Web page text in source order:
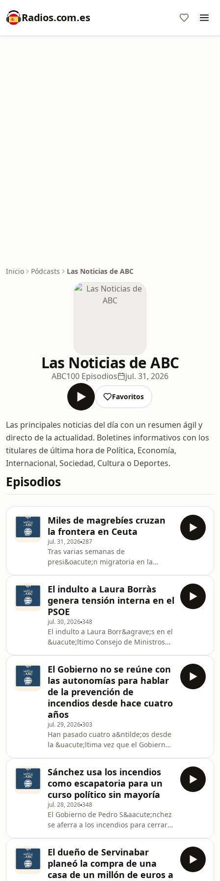
Radios.com.es
Inicio Pódcasts Las Noticias de ABC
Las Noticias de ABC
ABC100 Episodios jul. 31, 2026
Favoritos
Las principales noticias del día con un resumen ágil y
directo de la actualidad. Boletines informativos con los
titulares de última hora de Política, Economía,
Internacional, Sociedad, Cultura o Deportes.
Episodios
Miles de magrebíes cruzan
la frontera en Ceuta
jul. 31, 2026287
Tras varias semanas de
presi&oacute;n migratoria en la
de inmigrantes magreb&iacute;es
cruzan a nado desde Marruecos de
forma incesante. En esta
ocasi&oacute;n, la presi&oacute;n
migratoria al conocido &laquo;efecto
llamada&raquo; donde una sentencia
del Tribunal Supremo que
proh&iacute;be la devoluci&oacute;n
inmediata de
El indulto a Laura Borràs
genera tensión interna en el
PSOE
jul. 30, 2026348
El indulto a Laura Borr&agrave;s en el
&uacute;ltimo Consejo de Ministros
PSOE.&nbsp;La decisi&oacute;n
estuvo rodeada de un halo de
opacidad en la gesti&oacute;n de los
tiempos y la comunicaci&oacute;n de
la misma. Pese a comparecer casi dos
horas desde el Palacio de la Moncloa,
Pedro S&aacute;nchez no hizo
ninguna.&nbsp; En otras no
El Gobierno no se reúne con
las autonomías para hablar
de la prevención de
incendios desde hace cuatro
años
jul. 29, 2026303
Han pasado cuatro a&ntilde;os desde
la &uacute;ltima vez que el Gobierno
espec&iacute;ficamente de
prevenci&oacute;n de incendios
forestales. Fue el 28 de julio de 2022,
con Teresa Ribera al frente del
Ministerio de Transici&oacute;n
Ecol&oacute;gica. Desde entonces, ni
una sola Conferencia Sectorial
dedicada al fuego, pese a que cada ve
Sánchez usa los incendios
como escapatoria para un
curso político sin mayoría
jul. 28, 2026348
El Gobierno de Pedro S&aacute;nchez
se aferra a los incendios para cerrar
falta de apoyos en el Congreso. El
Ejecutivo hab&iacute;a
dise&ntilde;ado una estrategia previa
El dueño de Servinabar
planeó la compra de una
casa de un millón de euros a